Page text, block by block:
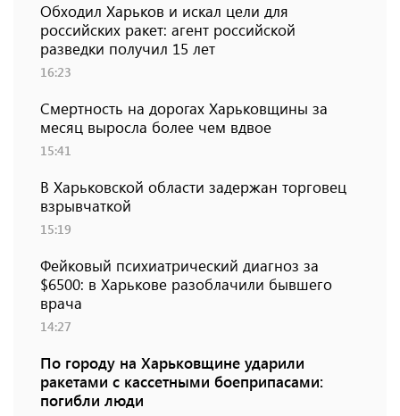
Обходил Харьков и искал цели для
российских ракет: агент российской
разведки получил 15 лет
16:23
Смертность на дорогах Харьковщины за
месяц выросла более чем вдвое
15:41
В Харьковской области задержан торговец
взрывчаткой
15:19
Фейковый психиатрический диагноз за
$6500: в Харькове разоблачили бывшего
врача
14:27
По городу на Харьковщине ударили
ракетами с кассетными боеприпасами:
погибли люди